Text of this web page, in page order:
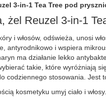
3-in-1 Tea Tree pod
żel Reuzel 3-in-1
i włosów, odświeża, unosi
antyrodnikowo i wspiera
ma działanie lekko
takie, które wyróżniają
codziennego stosowania. Jest
kosmetyku umyj ciało i włosy.